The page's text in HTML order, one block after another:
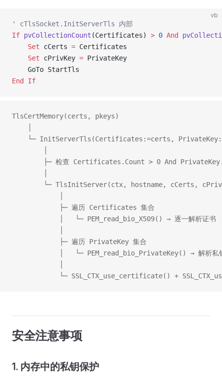
vb
' cTlsSocket.InitServerTls 内部
If pvCollectionCount (Certificates) > 0 And
    Set
cCerts = Certificates
    Set
cPrivKey = PrivateKey
    GoTo StartTls
End If
TlsCertMemory(certs, pkeys)
└─ InitServerTls(Certificates:=certs,
├─ 检查 Certificates.Count > 0 And
└─ TlsInitServer(ctx, hostname, cCerts,
            ├─ 遍历 Certificates 集合
            │   └─ PEM_read_bio_X509() → 逐一解析证书
            ├─ 遍历 PrivateKey 集合
│   └─ PEM_read_bio_PrivateKey() → 解析私
└─ SSL_CTX_use_certificate() +
安全注意事项
1. 内存中的私钥保护